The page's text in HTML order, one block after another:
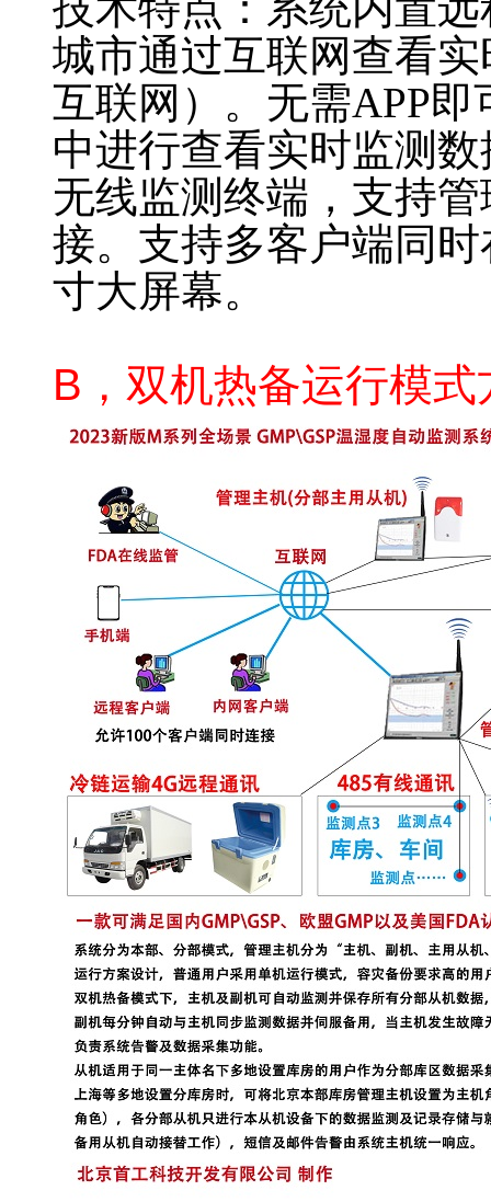
城市通过互联网查看
互联网）。无需APP
中进行查看实时监测
无线监测终端，支持
接。支持多客户端同
寸大屏幕。
B，双机热备运行模